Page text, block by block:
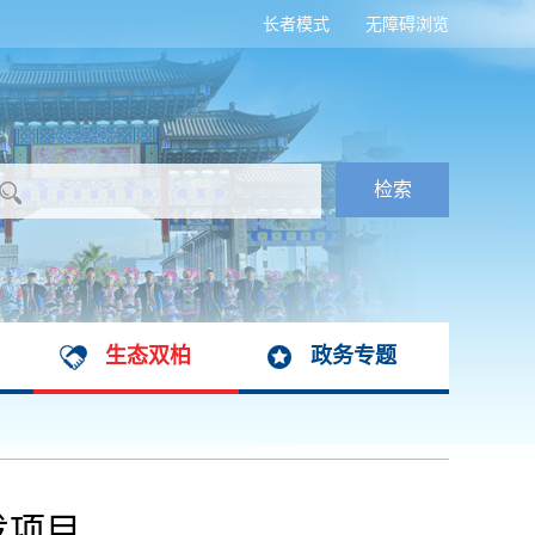
无障碍浏览
长者模式
生态双柏 政务专题